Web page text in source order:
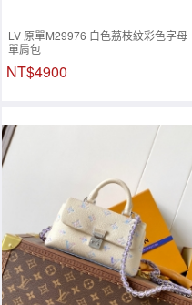
LV 原單M29976 白色荔枝紋彩色字母
單肩包
NT$4900